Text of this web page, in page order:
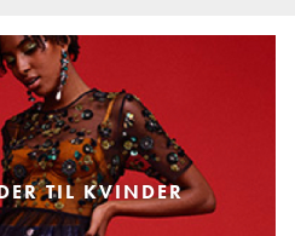
TIL KVINDER